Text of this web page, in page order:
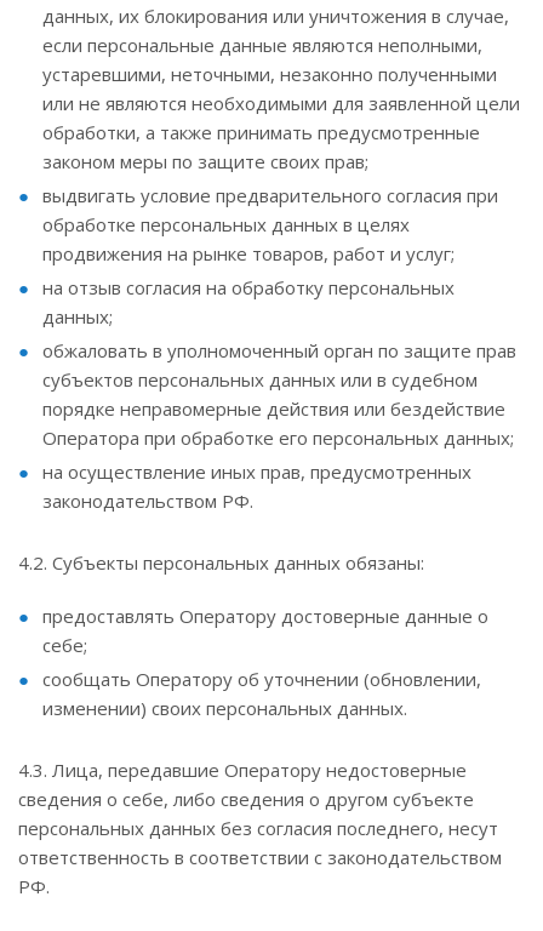
данных, их блокирования или уничтожения в случае,
если персональные данные являются неполными,
устаревшими, неточными, незаконно полученными
или не являются необходимыми для заявленной цели
обработки, а также принимать предусмотренные
законом меры по защите своих прав;
выдвигать условие предварительного согласия при
обработке персональных данных в целях
продвижения на рынке товаров, работ и услуг;
на отзыв согласия на обработку персональных
данных;
обжаловать в уполномоченный орган по защите прав
субъектов персональных данных или в судебном
порядке неправомерные действия или бездействие
Оператора при обработке его персональных данных;
на осуществление иных прав, предусмотренных
законодательством РФ.
4.2. Субъекты персональных данных обязаны:
предоставлять Оператору достоверные данные о
себе;
сообщать Оператору об уточнении (обновлении,
изменении) своих персональных данных.
4.3. Лица, передавшие Оператору недостоверные
сведения о себе, либо сведения о другом субъекте
персональных данных без согласия последнего, несут
ответственность в соответствии с законодательством
РФ.